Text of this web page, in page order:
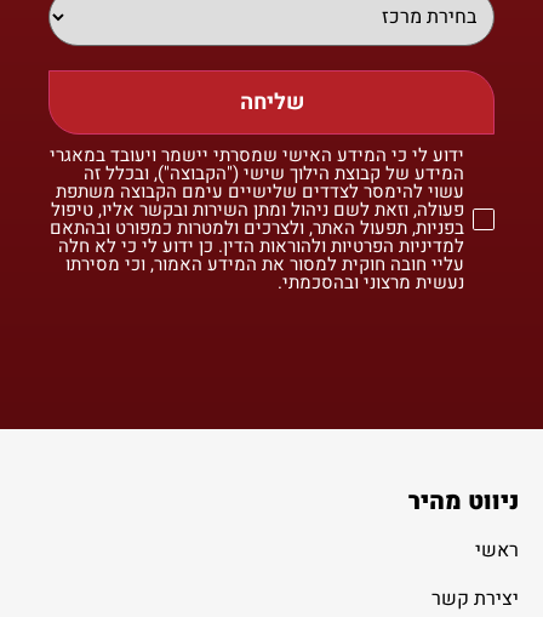
שליחה
ידוע לי כי המידע האישי שמסרתי יישמר ויעובד במאגרי
המידע של קבוצת הילוך שישי ("הקבוצה"), ובכלל זה
עשוי להימסר לצדדים שלישיים עימם הקבוצה משתפת
פעולה, וזאת לשם ניהול ומתן השירות ובקשר אליו, טיפול
בפניות, תפעול האתר, ולצרכים ולמטרות כמפורט ובהתאם
למדיניות הפרטיות ולהוראות הדין. כן ידוע לי כי לא חלה
עליי חובה חוקית למסור את המידע האמור, וכי מסירתו
נעשית מרצוני ובהסכמתי.
ניווט מהיר
ראשי
יצירת קשר